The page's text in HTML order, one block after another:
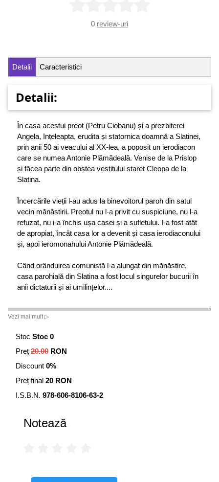
0 review-uri
Detalii Caracteristici
Detalii:
În casa acestui preot (Petru Ciobanu) și a prezbiterei
Angela, înțeleapta, erudita și statornica doamnă a Slatinei,
prin anii 50 ai veacului al XX-lea, a poposit un ierodiacon
care se numea Antonie Plămădeală. Venise de la Prislop
și făcea parte din obștea vestitului stareț Cleopa de la
Slatina.
Încercările vieții l-au adus la binevoitorul paroh din satul
vecin mănăstirii. Preotul nu l-a privit cu suspiciune, nu l-a
refuzat, nu i-a închis ușa casei și a sufletului. I-a fost atât
de apropiat, încât casa lor a devenit și casa ierodiaconului
și, apoi ieromonahului Antonie Plămădeală.
Când orânduirea comunistă l-a alungat din mănăstire,
casa parohială din Slatina a fost locul singurelor bucurii în
anii dictaturii și ai umilințelor....
Vezi mai mult ▷
Stoc Stoc 0
Preț 20.00 RON
Discount 0%
Preț final 20 RON
I.S.B.N. 978-606-8106-63-2
Notează